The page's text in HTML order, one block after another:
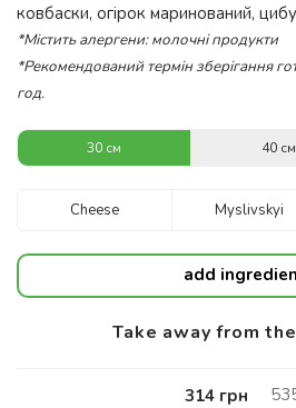
ковбаски, огірок маринований,
*Містить алергени: молочні продукти
*Рекомендований термін зберігання
год.
30 см 40 см
Cheese Myslivskyi
add
Take away from
314грн